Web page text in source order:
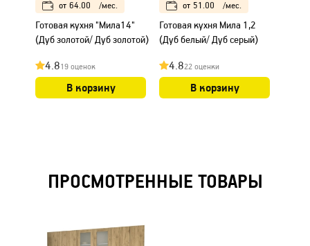
от 64.00 /мес.
Готовая кухня "Мила14"
(Дуб золотой/ Дуб золотой)
4.819 оценок
В корзину
от 51.00 /мес.
Готовая кухня Мила 1,2
(Дуб белый/ Дуб серый)
4.822 оценки
В корзину
ПРОСМОТРЕННЫЕ ТОВАРЫ